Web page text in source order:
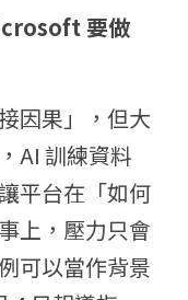
要做
因果」，但大
AI 訓練資料
平台在「如何
上，壓力只會
可以當作背景